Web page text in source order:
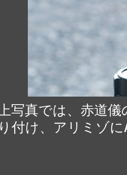
上写真では、赤道
り付け、アリミゾ